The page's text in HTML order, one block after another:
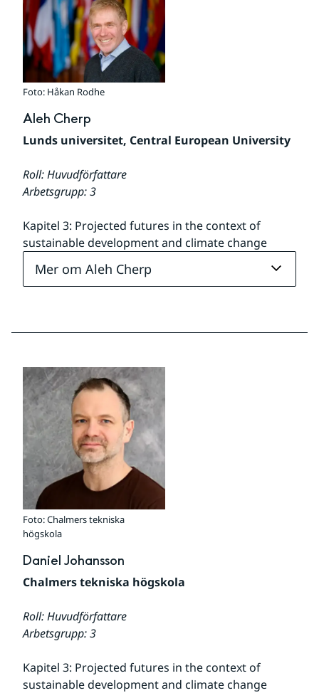
Foto: Håkan Rodhe
Aleh Cherp
Lunds universitet, Central European University
Roll: Huvudförfattare
Arbetsgrupp: 3
Kapitel 3: Projected futures in the context of
sustainable development and climate change
Mer om Aleh Cherp
Foto: Chalmers tekniska
högskola
Daniel Johansson
Chalmers tekniska högskola
Roll: Huvudförfattare
Arbetsgrupp: 3
Kapitel 3: Projected futures in the context of
sustainable development and climate change